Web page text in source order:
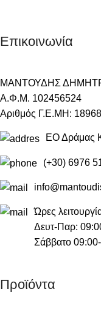
Επικοινωνία
ΜΑΝΤΟΥΔΗΣ
Α.Φ.Μ. 102456524
Αριθμός Γ.Ε.ΜΗ:
ΕΟ Δράμας
(+30) 6976
Ώρες
Δευτ-Παρ:
Σάββατο
Προϊόντα